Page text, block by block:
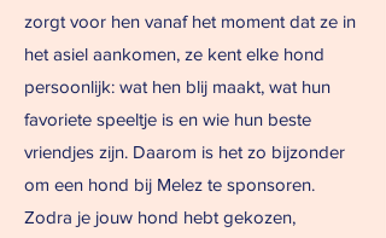
zorgt voor hen vanaf het moment dat ze in
het asiel aankomen, ze kent elke hond
persoonlijk: wat hen blij maakt, wat hun
favoriete speeltje is en wie hun beste
vriendjes zijn. Daarom is het zo bijzonder
om een hond bij Melez te sponsoren.
Zodra je jouw hond hebt gekozen,